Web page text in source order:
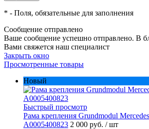
* - Поля, обязательные для заполнения
Сообщение отправлено
Ваше сообщение успешно отправлено. В
Вами свяжется наш специалист
Закрыть окно
Просмотренные товары
Новый
Быстрый просмотр
Рама крепления Grundmodul
A0005400823 2 000 руб. / шт